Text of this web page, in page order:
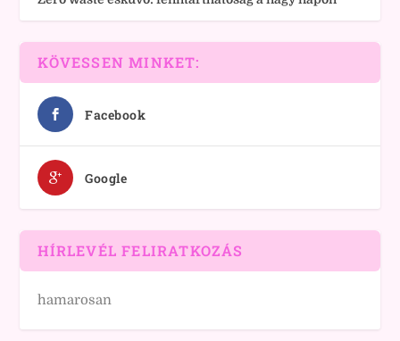
KÖVESSEN MINKET:
Facebook
Google
HÍRLEVÉL FELIRATKOZÁS
hamarosan